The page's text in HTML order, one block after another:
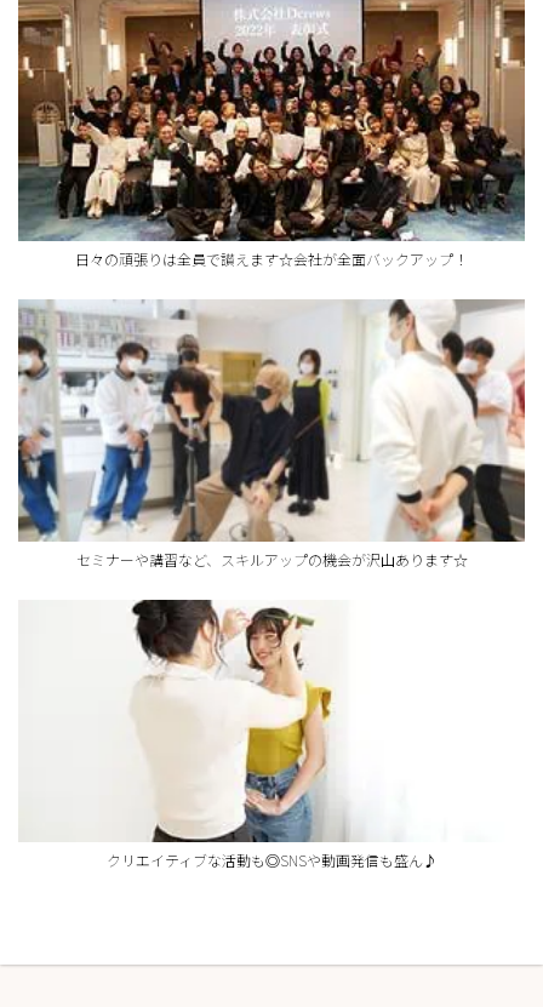
日々の頑張りは全員で讃えます☆会社が全面バックアップ！
セミナーや講習など、スキルアップの機会が沢山あります☆
クリエイティブな活動も◎SNSや動画発信も盛ん♪